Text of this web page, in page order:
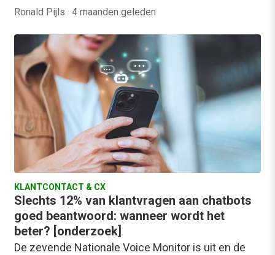
Ronald Pijls · 4 maanden geleden
KLANTCONTACT & CX
Slechts 12% van klantvragen aan chatbots
goed beantwoord: wanneer wordt het
beter? [onderzoek]
De zevende Nationale Voice Monitor is uit en de